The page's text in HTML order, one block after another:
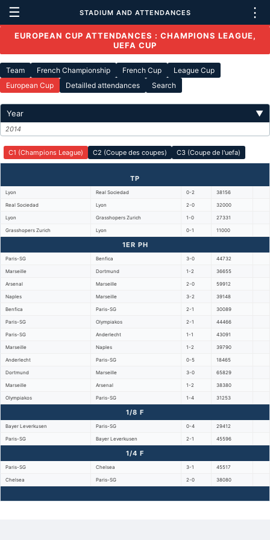
☰ STADIUM AND ATTENDANCES ⋮
EUROPEAN CUP ATTENDANCES : CHAMPIONS LEAGUE,
UEFA CUP
Team French Championship French Cup
League Cup
European Cup
Detailled attendances Search
Year ▼
2014
C1 (Champions League) C2 (Coupe des coupes) C3 (Coupe de l'uefa)
TP
Lyon Real Sociedad 0-2 38156
Real Sociedad Lyon 2-0 32000
Lyon Grasshopers Zurich 1-0 27331
Grasshopers Zurich Lyon 0-1 11000
1ER PH
Paris-SG Benfica 3-0 44732
Marseille Dortmund 1-2 36655
Arsenal Marseille 2-0 59912
Naples Marseille 3-2 39148
Benfica Paris-SG 2-1 30089
Paris-SG Olympiakos 2-1 44466
Paris-SG Anderlecht 1-1 43091
Marseille Naples 1-2 39790
Anderlecht Paris-SG 0-5 18465
Dortmund Marseille 3-0 65829
Marseille Arsenal 1-2 38380
Olympiakos Paris-SG 1-4 31253
1/8 F
Bayer Leverkusen Paris-SG 0-4 29412
Paris-SG Bayer Leverkusen 2-1 45596
1/4 F
Paris-SG Chelsea 3-1 45517
Chelsea Paris-SG 2-0 38080